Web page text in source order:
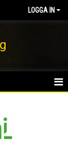
LOGGA IN